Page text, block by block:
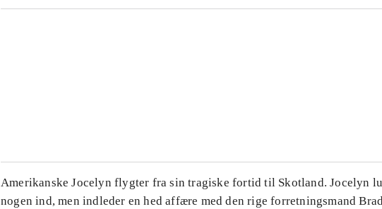
Amerikanske Jocelyn flygter fra sin tragiske fortid til Skotland. Jocelyn
nogen ind, men indleder en hed affære med den rige forretningsmand